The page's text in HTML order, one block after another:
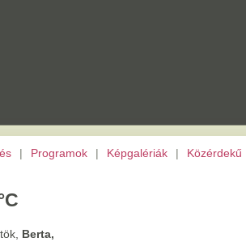
| Képgalériák | Közérdekű | Európai Unió | TV |